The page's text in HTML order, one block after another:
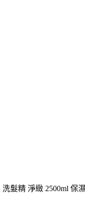
髮精 淨緻 2500ml 保